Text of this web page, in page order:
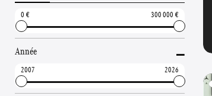
0 300 000
Année -
2007 2026